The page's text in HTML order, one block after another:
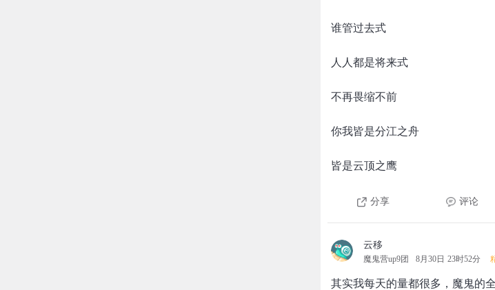
谁管过去式
人人都是将来式
不再畏缩不前
你我皆是分江之舟
皆是云顶之鹰
分享 评论
云移
魔鬼营up9团 8月30日 23时52分
其实我每天的量都很多，魔鬼的